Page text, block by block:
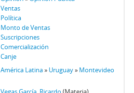
Ventas
Política
Monto de Ventas
Suscripciones
Comercialización
Canje
América Latina» Uruguay» Montevideo